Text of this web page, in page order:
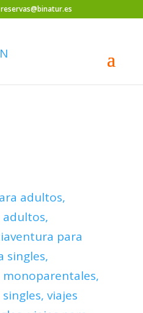
reservas@binatur.es